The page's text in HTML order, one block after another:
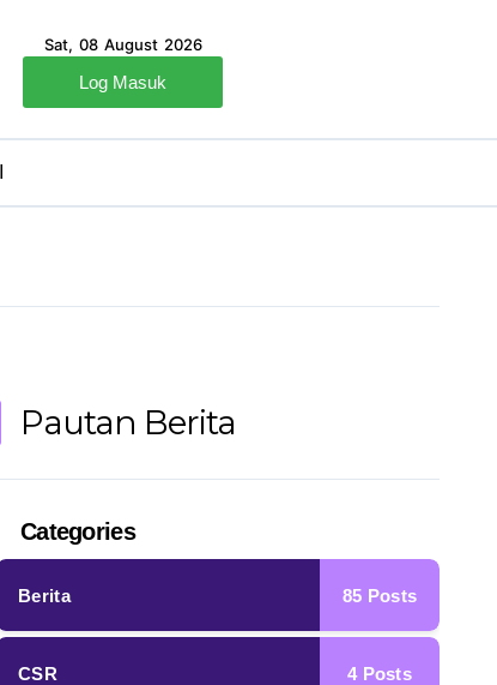
Log Masuk
Sat, 08 August 2026
Pautan Berita
Categories
Berita 85 Posts
CSR 4Posts